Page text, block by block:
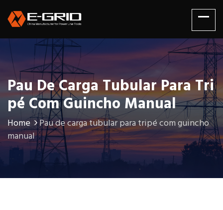
Pau De Carga Tubular Para Tri
Pé Com Guincho Manual
Home
Pau de carga tubular para tripé com guincho
manual